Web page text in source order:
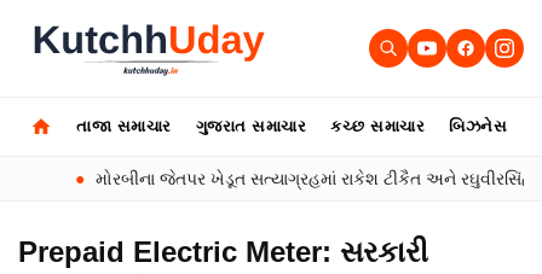
તાજા સમાચાર ગુજરાત સમાચાર કચ્છ સમાચાર બિઝનેસ
મોરબીના જેતપર ખેડૂત સત્યાગ્રહમાં રાકેશ ટીકૈત અને રઘુવીરસિંહ
Prepaid Electric Meter: સરકારી